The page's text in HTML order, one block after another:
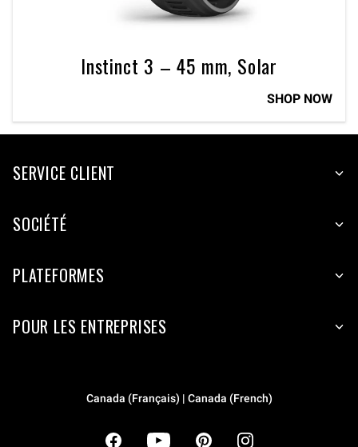
Instinct 3 – 45 mm, Solar
SHOP NOW
SERVICE CLIENT
SOCIÉTÉ
PLATEFORMES
POUR LES ENTREPRISES
Canada (Français) | Canada (French)